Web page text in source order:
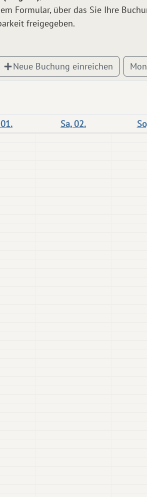
Formular, über das Sie Ihre
freigegeben.
Neue Buchung einreichen
Sa, 02.